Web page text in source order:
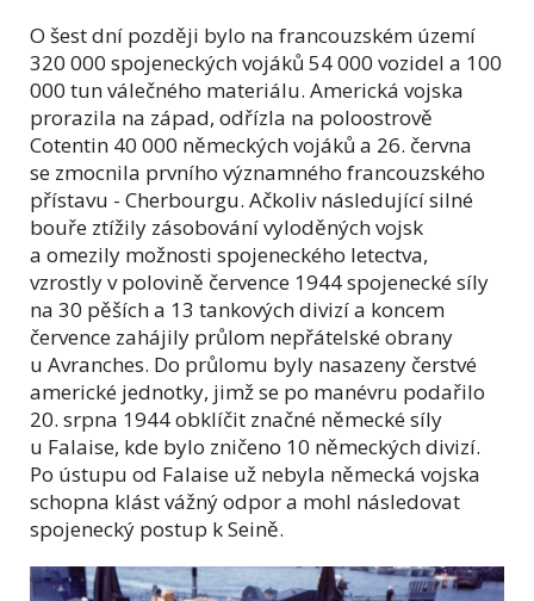
O šest dní později bylo na francouzském území
320 000 spojeneckých vojáků 54 000 vozidel a 100
000 tun válečného materiálu. Americká vojska
prorazila na západ, odřízla na poloostrově
Cotentin 40 000 německých vojáků a 26. června
se zmocnila prvního významného francouzského
přístavu - Cherbourgu. Ačkoliv následující silné
bouře ztížily zásobování vyloděných vojsk
a omezily možnosti spojeneckého letectva,
vzrostly v polovině července 1944 spojenecké síly
na 30 pěších a 13 tankových divizí a koncem
července zahájily průlom nepřátelské obrany
u Avranches. Do průlomu byly nasazeny čerstvé
americké jednotky, jimž se po manévru podařilo
20. srpna 1944 obklíčit značné německé síly
u Falaise, kde bylo zničeno 10 německých divizí.
Po ústupu od Falaise už nebyla německá vojska
schopna klást vážný odpor a mohl následovat
spojenecký postup k Seině.